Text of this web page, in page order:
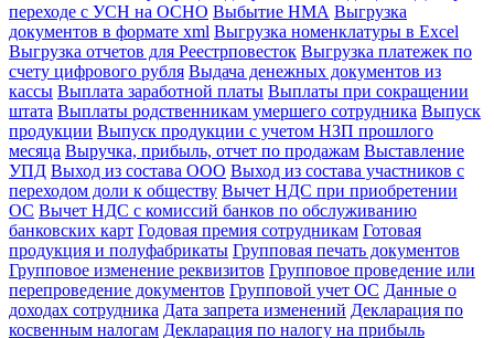
переходе с УСН на ОСНО Выбытие НМА Выгрузка
документов в формате xml Выгрузка номенклатуры в Excel
Выгрузка отчетов для Реестрповесток Выгрузка платежек по
счету цифрового рубля Выдача денежных документов из
кассы Выплата заработной платы Выплаты при сокращении
штата Выплаты родственникам умершего сотрудника Выпуск
продукции Выпуск продукции с учетом НЗП прошлого
месяца Выручка, прибыль, отчет по продажам Выставление
УПД Выход из состава ООО Выход из состава участников с
переходом доли к обществу Вычет НДС при приобретении
ОС Вычет НДС с комиссий банков по обслуживанию
банковских карт Годовая премия сотрудникам Готовая
продукция и полуфабрикаты Групповая печать документов
Групповое изменение реквизитов Групповое проведение или
перепроведение документов Групповой учет ОС Данные о
доходах сотрудника Дата запрета изменений Декларация по
косвенным налогам Декларация по налогу на прибыль